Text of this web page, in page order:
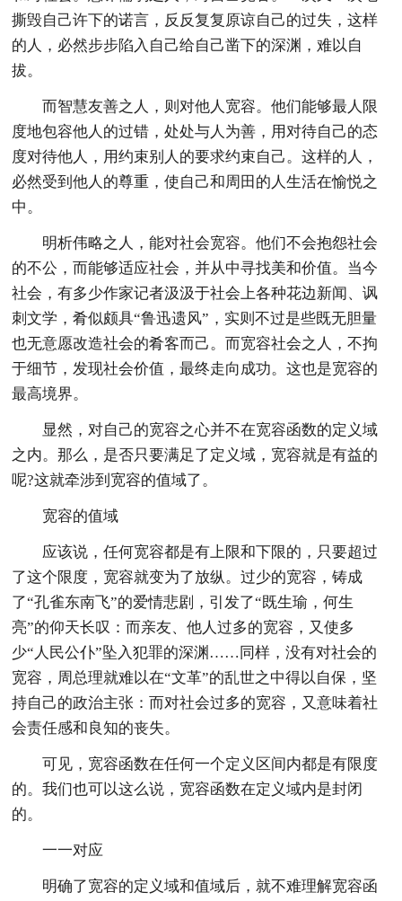
撕毁自己许下的诺言，反反复复原谅自己的过失，这样
的人，必然步步陷入自己给自己凿下的深渊，难以自
拔。
而智慧友善之人，则对他人宽容。他们能够最人限
度地包容他人的过错，处处与人为善，用对待自己的态
度对待他人，用约束别人的要求约束自己。这样的人，
必然受到他人的尊重，使自己和周田的人生活在愉悦之
中。
明析伟略之人，能对社会宽容。他们不会抱怨社会
的不公，而能够适应社会，并从中寻找美和价值。当今
社会，有多少作家记者汲汲于社会上各种花边新闻、讽
刺文学，肴似颇具“鲁迅遗风”，实则不过是些既无胆量
也无意愿改造社会的肴客而己。而宽容社会之人，不拘
于细节，发现社会价值，最终走向成功。这也是宽容的
最高境界。
显然，对自己的宽容之心并不在宽容函数的定义域
之内。那么，是否只要满足了定义域，宽容就是有益的
呢?这就牵涉到宽容的值域了。
宽容的值域
应该说，任何宽容都是有上限和下限的，只要超过
了这个限度，宽容就变为了放纵。过少的宽容，铸成
了“孔雀东南飞”的爱情悲剧，引发了“既生瑜，何生
亮”的仰天长叹：而亲友、他人过多的宽容，又使多
少“人民公仆”坠入犯罪的深渊……同样，没有对社会的
宽容，周总理就难以在“文革”的乱世之中得以自保，坚
持自己的政治主张：而对社会过多的宽容，又意味着社
会责任感和良知的丧失。
可见，宽容函数在任何一个定义区间内都是有限度
的。我们也可以这么说，宽容函数在定义域内是封闭
的。
一一对应
明确了宽容的定义域和值域后，就不难理解宽容函